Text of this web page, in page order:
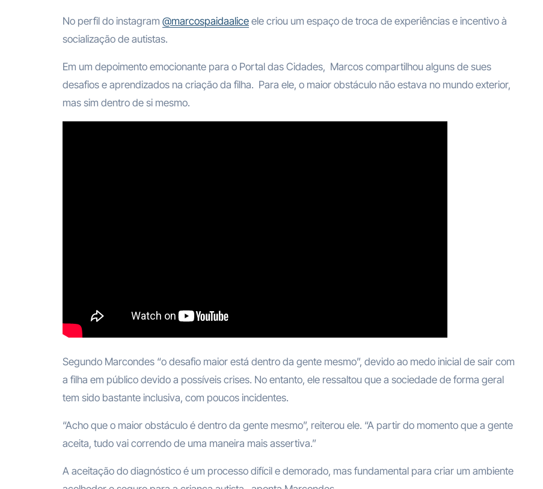
No perfil do instagram @marcospaidaalice ele criou um espaço de troca de experiências e incentivo à
socialização de autistas.
Em um depoimento emocionante para o Portal das Cidades, Marcos compartilhou alguns de sues
desafios e aprendizados na criação da filha. Para ele, o maior obstáculo não estava no mundo exterior,
mas sim dentro de si mesmo.
Segundo Marcondes “o desafio maior está dentro da gente mesmo”, devido ao medo inicial de sair com
a filha em público devido a possíveis crises. No entanto, ele ressaltou que a sociedade de forma geral
tem sido bastante inclusiva, com poucos incidentes.
“Acho que o maior obstáculo é dentro da gente mesmo”, reiterou ele. “A partir do momento que a gente
aceita, tudo vai correndo de uma maneira mais assertiva.”
A aceitação do diagnóstico é um processo difícil e demorado, mas fundamental para criar um ambiente